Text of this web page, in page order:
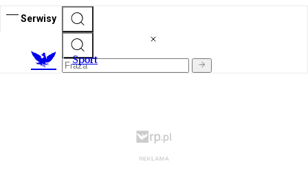
Serwisy
Sport